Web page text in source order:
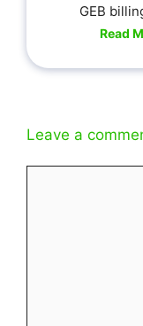
GEB
Read
Leave a